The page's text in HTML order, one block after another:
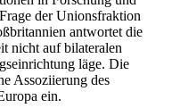
der Unionsfraktion
antwortet die
nicht auf bilateralen
läge. Die
Assoziierung des
ein.